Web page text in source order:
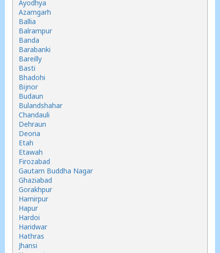
Ayodhya
Azamgarh
Ballia
Balrampur
Banda
Barabanki
Bareilly
Basti
Bhadohi
Bijnor
Budaun
Bulandshahar
Chandauli
Dehraun
Deoria
Etah
Etawah
Firozabad
Gautam Buddha Nagar
Ghaziabad
Gorakhpur
Hamirpur
Hapur
Hardoi
Haridwar
Hathras
Jhansi